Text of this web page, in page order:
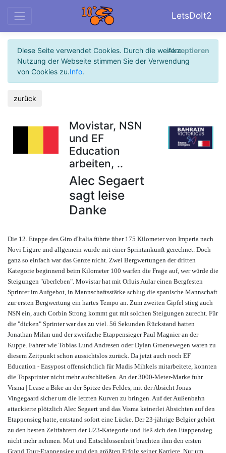
LetsDoIt2
Diese Seite verwendet Cookies. Durch die weitere
Nutzung der Webseite stimmen Sie der Verwendung
von Cookies zu.Info.
Akzeptieren
zurück
Movistar, NSN
und EF
Education
arbeiten, ..
Alec Segaert
sagt leise
Danke
Die 12. Etappe des Giro d'Italia führte über 175 Kilometer von Imperia nach
Novi Ligure und allgemein wurde mit einer Sprintankunft gerechnet. Doch
ganz so einfach war das Ganze nicht. Zwei Bergwertungen der dritten
Kategorie beginnend beim Kilometer 100 warfen die Frage auf, wer würde die
Steigungen "überleben". Movistar hat mit Orluis Aular einen Bergfesten
Sprinter im Aufgebot, in Mannschaftsstärke schlug die spanische Mannschaft
zur ersten Bergwertung ein hartes Tempo an. Zum zweiten Gipfel stieg auch
NSN ein, auch Corbin Strong kommt gut mit solchen Steigungen zurecht. Für
die "dicken" Sprinter war das zu viel. 56 Sekunden Rückstand hatten
Jonathan Milan und der zweifache Etappensieger Paul Magnier an der
Kuppe. Fahrer wie Tobias Lund Andresen oder Dylan Groenewegen waren zu
diesem Zeitpunkt schon aussichtslos zurück. Da jetzt auch noch EF
Education - Easypost offensichtlich für Madis Mihkels mitarbeitete, konnten
die Topsprinter nicht mehr aufschließen. An der 3000-Meter-Marke fuhr
Visma | Lease a Bike an der Spitze des Feldes, mit der Absicht Jonas
Vingegaard sicher um die letzten Kurven zu bringen. Auf der Außenbahn
attackierte plötzlich Alec Segaert und das Visma keinerlei Absichten auf den
Etappensieg hatte, entstand sofort eine Lücke. Der 23-jährige Belgier gehört
zu den besten Zeitfahrern der U23-Kategorie und ließ sich den Etappensieg
nicht mehr nehmen. Mut und Entschlossenheit brachten ihm den ersten
Grand Tour-Etappensieg und den größten Erfolg seiner Karriere. Nur um